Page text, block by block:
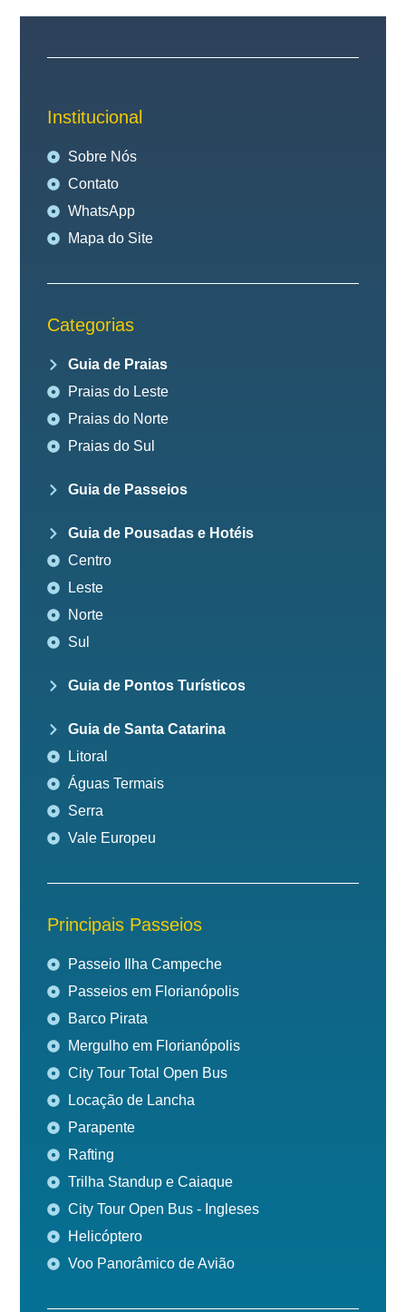
Institucional
Sobre Nós
Contato
WhatsApp
Mapa do Site
Categorias
Guia de Praias
Praias do Leste
Praias do Norte
Praias do Sul
Guia de Passeios
Guia de Pousadas e Hotéis
Centro
Leste
Norte
Sul
Guia de Pontos Turísticos
Guia de Santa Catarina
Litoral
Águas Termais
Serra
Vale Europeu
Principais Passeios
Passeio Ilha Campeche
Passeios em Florianópolis
Barco Pirata
Mergulho em Florianópolis
City Tour Total Open Bus
Locação de Lancha
Parapente
Rafting
Trilha Standup e Caiaque
City Tour Open Bus - Ingleses
Helicóptero
Voo Panorâmico de Avião